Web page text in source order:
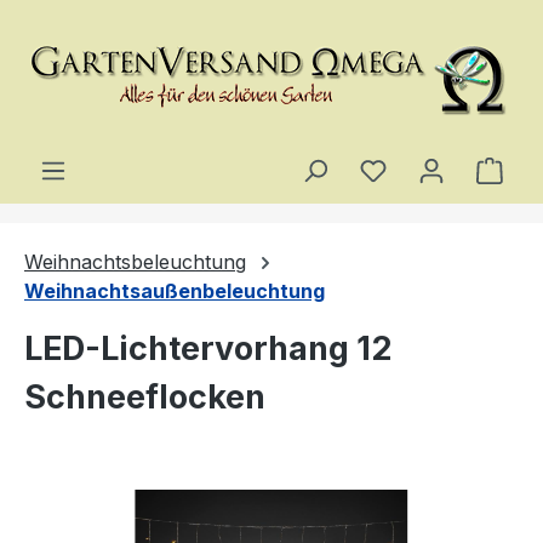
Du hast 0
Weihnachtsbeleuchtung
Weihnachtsaußenbeleuchtung
LED-Lichtervorhang 12
Schneeflocken